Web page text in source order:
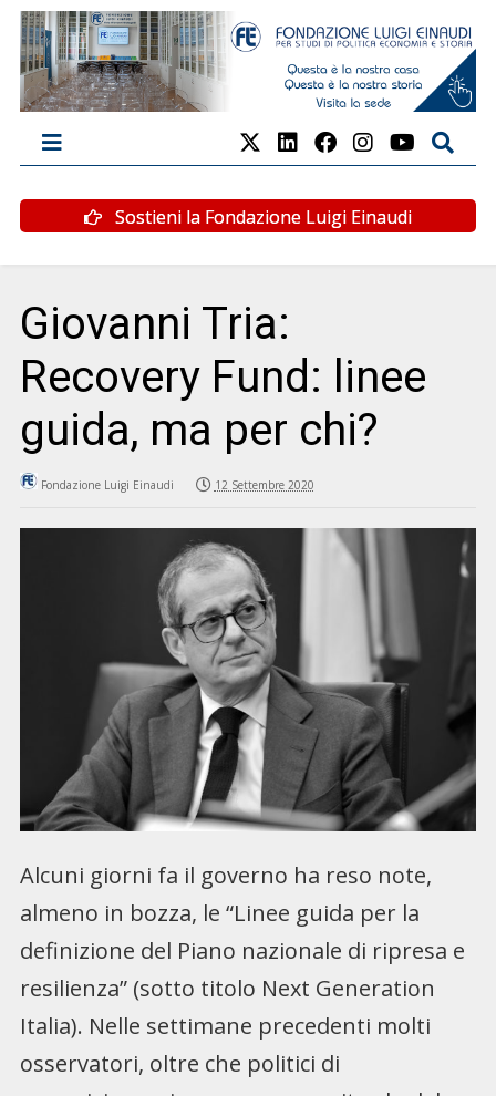
Sostieni la Fondazione Luigi Einaudi
Giovanni Tria:
Recovery Fund: linee
guida, ma per chi?
Fondazione Luigi Einaudi 12 Settembre 2020
Alcuni giorni fa il governo ha reso note,
almeno in bozza, le “Linee guida per la
definizione del Piano nazionale di ripresa e
resilienza” (sotto titolo Next Generation
Italia). Nelle settimane precedenti molti
osservatori, oltre che politici di